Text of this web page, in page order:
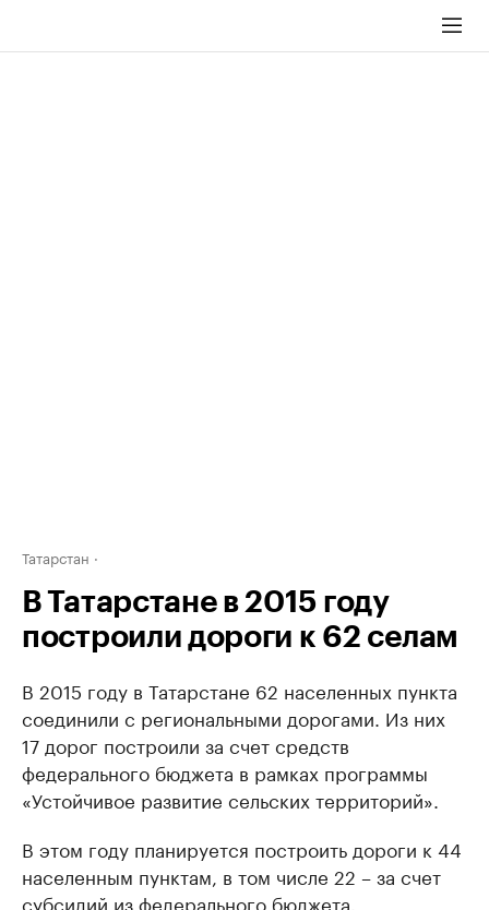
Татарстан
В Татарстане в 2015 году
построили дороги к 62 селам
В 2015 году в Татарстане 62 населенных пункта
соединили с региональными дорогами. Из них
17 дорог построили за счет средств
федерального бюджета в рамках программы
«Устойчивое развитие сельских территорий».
В этом году планируется построить дороги к 44
населенным пунктам, в том числе 22 – за счет
субсидий из федерального бюджета.